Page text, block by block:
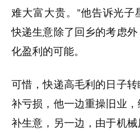
难大富大贵。”他告诉光子
快递生意除了回乡的考虑
化盈利的可能。
可惜，快递高毛利的日子
补亏损，他一边重操旧业
补生意，另一边，由于机